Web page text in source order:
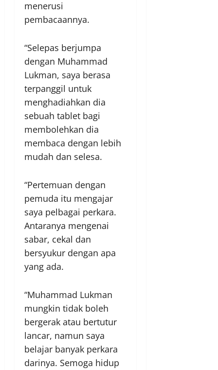
menerusi
pembacaannya.
“Selepas berjumpa
dengan Muhammad
Lukman, saya berasa
terpanggil untuk
menghadiahkan dia
sebuah tablet bagi
membolehkan dia
membaca dengan lebih
mudah dan selesa.
“Pertemuan dengan
pemuda itu mengajar
saya pelbagai perkara.
Antaranya mengenai
sabar, cekal dan
bersyukur dengan apa
yang ada.
“Muhammad Lukman
mungkin tidak boleh
bergerak atau bertutur
lancar, namun saya
belajar banyak perkara
darinya. Semoga hidup